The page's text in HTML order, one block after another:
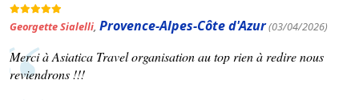
Côte d'Azur(03/04/2026)
au top rien à redire nous
Patrick Varinard,Occitanie
Asiatica travel nous a